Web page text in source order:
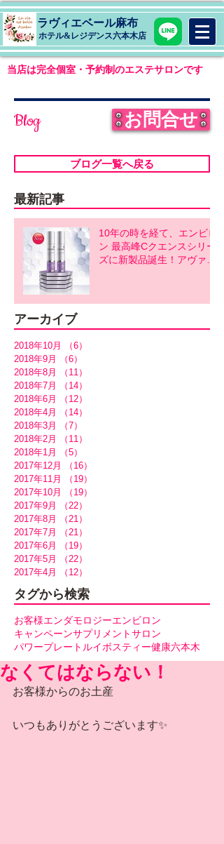
ラヴィエベール麻布
​ホテル&レジデンス六本木店
当店は完全個室・予約制のエステサロンです
Blog お問合せ
ブログ一覧へ戻る
最新記事
10年の時を経て、エンビロ
ン 最高峰Cクエンスシリー
ズに新製品誕生！アヴァン
アーカイブ
2018年10月 （6）
2018年9月
（6）
2018年8月
（11）
2018年7月
（14）
2018年6月
（12）
2018年4月
（14）
2018年3月
（7）
2018年2月
（11）
2018年1月
（5）
2017年12月
（16）
2017年11月
（19）
2017年10月
（19）
2017年9月
（22）
2017年8月
（21）
2017年7月
（21）
2017年6月
（19）
2017年5月
（22）
2017年4月
（12）
タグから検索
お客様エンダモロジーエンビロン
キャンペーンサプリメントサロン
パワープレート ルイボスティー健康六本木
なくてはならない！
お客様からのお土産
いつもありがとうございます✨